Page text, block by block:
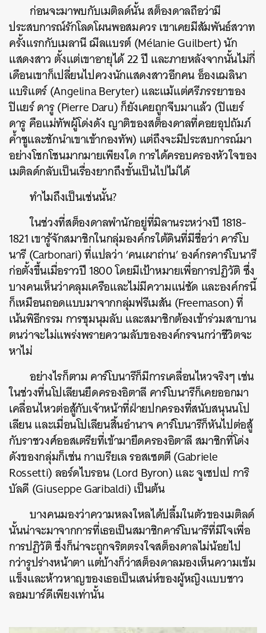
ก่อนจะมาพบกับเมติลด์นั้น สต็องดาลถือว่ามี
ประสบการณ์รักโลดโผนพอสมควร เขาเคยมีสัมพันธ์สวาท
ครั้งแรกกับเมลานี ฌีลแบรต์ (Mélanie Guilbert) นัก
แสดงสาว ตั้งแต่เขาอายุได้ 22 ปี และภายหลังจากนั้นไม่กี่
เดือนเขาก็เปลี่ยนไปควงนักแสดงสาวอีกคน อ็องเฌลินา
แบริแตร์ (Angelina Beryter) และแม้แต่ศรีภรรยาของ
ปิแยร์ ดารู (Pierre Daru) ก็ยังเคยถูกจีบมาแล้ว (ปิแยร์
ดารู คือแม่ทัพผู้โด่งดัง ญาติของสต็องดาลที่คอยอุปถัมภ์
ค้ำชูและชักนำเขาเข้ากองทัพ) แต่ถึงจะมีประสบการณ์มา
อย่างโชกโชนมากมายเพียงใด การได้ครอบครองหัวใจของ
เมติลด์กลับเป็นเรื่องยากถึงขั้นเป็นไปไม่ได้
ทำไมถึงเป็นเช่นนั้น?
ในช่วงที่สต็องดาลพำนักอยู่ที่มิลานระหว่างปี 1818-
1821 เขารู้จักสมาชิกในกลุ่มองค์กรใต้ดินที่มีชื่อว่า คาร์โบ
นารี (Carbonari) ที่แปลว่า ‘คนเผาถ่าน’ องค์กรคาร์โบนารี
ก่อตั้งขึ้นเมื่อราวปี 1800 โดยมีเป้าหมายเพื่อการปฏิวัติ ซึ่ง
บางคนเห็นว่าคลุมเครือและไม่มีความแน่ชัด และองค์กรนี้
ก็เหมือนถอดแบบมาจากกลุ่มฟรีเมสัน (Freemason) ที่
เน้นพิธีกรรม การชุมนุมลับ และสมาชิกต้องเข้าร่วมสาบาน
ตนว่าจะไม่แพร่งพรายความลับขององค์กรจนกว่าชีวิตจะ
หาไม่
อย่างไรก็ตาม คาร์โบนารีก็มีการเคลื่อนไหวจริงๆ เช่น
ในช่วงที่นโปเลียนยึดครองอิตาลี คาร์โบนารีก็เคยออกมา
เคลื่อนไหวต่อสู้กับเจ้าหน้าที่ฝ่ายปกครองที่สนับสนุนนโป
เลียน และเมื่อนโปเลียนสิ้นอำนาจ คาร์โบนารีก็หันไปต่อสู้
กับราชวงศ์ออสเตรียที่เข้ามายึดครองอิตาลี สมาชิกที่โด่ง
ดังของกลุ่มก็เช่น กาเบรียเล รอสเซตตี (Gabriele
Rossetti) ลอร์ดไบรอน (Lord Byron) และ จูเซปเป การิ
บัลดี (Giuseppe Garibaldi) เป็นต้น
บางคนมองว่าความหลงใหลได้ปลื้มในตัวของเมติลด์
นั้นน่าจะมาจากการที่เธอเป็นสมาชิกคาร์โบนารีที่มีใจเพื่อ
การปฏิวัติ ซึ่งก็น่าจะถูกจริตตรงใจสต็องดาลไม่น้อยไป
กว่ารูปร่างหน้าตา แต่บ้างก็ว่าสต็องดาลมองเห็นความเข้ม
แข็งและห้าวหาญของเธอเป็นเสน่ห์ของผู้หญิงแบบชาว
ลอมบาร์ดีเพียงเท่านั้น